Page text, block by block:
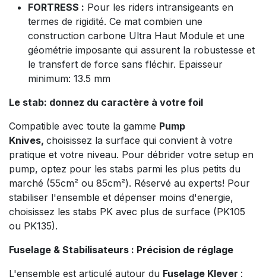
FORTRESS : Pour les riders intransigeants en
termes de rigidité. Ce mat combien une
construction carbone Ultra Haut Module et une
géométrie imposante qui assurent la robustesse et
le transfert de force sans fléchir. Epaisseur
minimum: 13.5 mm
Le stab: donnez du caractère à votre foil
Compatible avec toute la gamme Pump
Knives, choisissez la surface qui convient à votre
pratique et votre niveau. Pour débrider votre setup en
pump, optez pour les stabs parmi les plus petits du
marché (55cm² ou 85cm²). Réservé au experts! Pour
stabiliser l'ensemble et dépenser moins d'energie,
choisissez les stabs PK avec plus de surface (PK105
ou PK135).
Fuselage & Stabilisateurs : Précision de réglage
L'ensemble est articulé autour du Fuselage Klever :